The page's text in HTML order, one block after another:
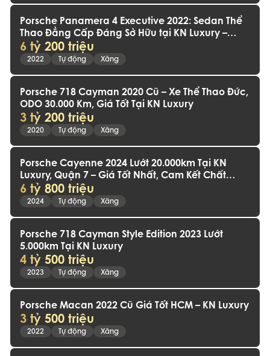
Porsche Panamera 4 Executive 2022: Sedan Thể
Thao Đẳng Cấp Đáng Sở Hữu tại KN Luxury –
ODO 30.000km
6 tỷ 200 triệu
2022 Tự động Xăng
Porsche 718 Cayman 2020 Cũ – Xe Thể Thao Đức,
ODO 30.000 Km, Giá Tốt Tại KN Luxury
3 tỷ 200 triệu
2020 Tự động Xăng
Porsche Cayenne 2024 Lướt 20.000km Tại KN
Luxury, Quận 7 – Giá Tốt Nhất, Cam Kết Chất
Lượng!
6 tỷ 800 triệu
2024 Tự động Xăng
Porsche 718 Cayman Style Edition 2023 Lướt
5.000km Tại KN Luxury
4 tỷ 500 triệu
2023 Tự động Xăng
Porsche Macan 2022 Cũ Giá Tốt HCM – KN Luxury
3 tỷ 500 triệu
2022 Tự động Xăng